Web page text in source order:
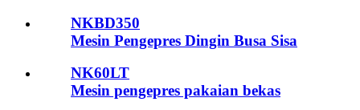
NKBD350
Mesin Pengepres Dingin Busa Sisa
NK60LT
Mesin pengepres pakaian bekas